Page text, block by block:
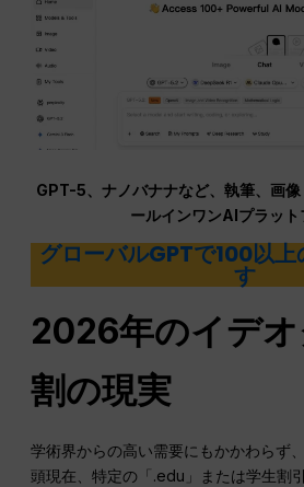
GPT-5、ナノバナナなど、執筆、画
ールインワンAIプラット
グローバルGPTで100以
す
2026年のイデ
割の現実
学術界からの高い需要にもかかわらず
頭現在、特定の「.edu」または学生割